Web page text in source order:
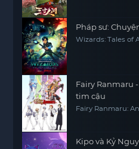
Pháp sư:
Wizards: Tales of
Fairy Ranmaru
tim cậu
Fairy Ranmaru:
Kipo và Kỷ